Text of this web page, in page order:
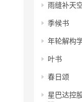
雨缝补天
季候书
年轮解构
叶书
春日颂
星巴达控